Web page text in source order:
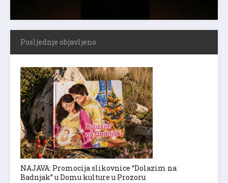
Posljednje objavljeno
NAJAVA: Promocija slikovnice “Dolazim na
Badnjak” u Domu kulture u Prozoru